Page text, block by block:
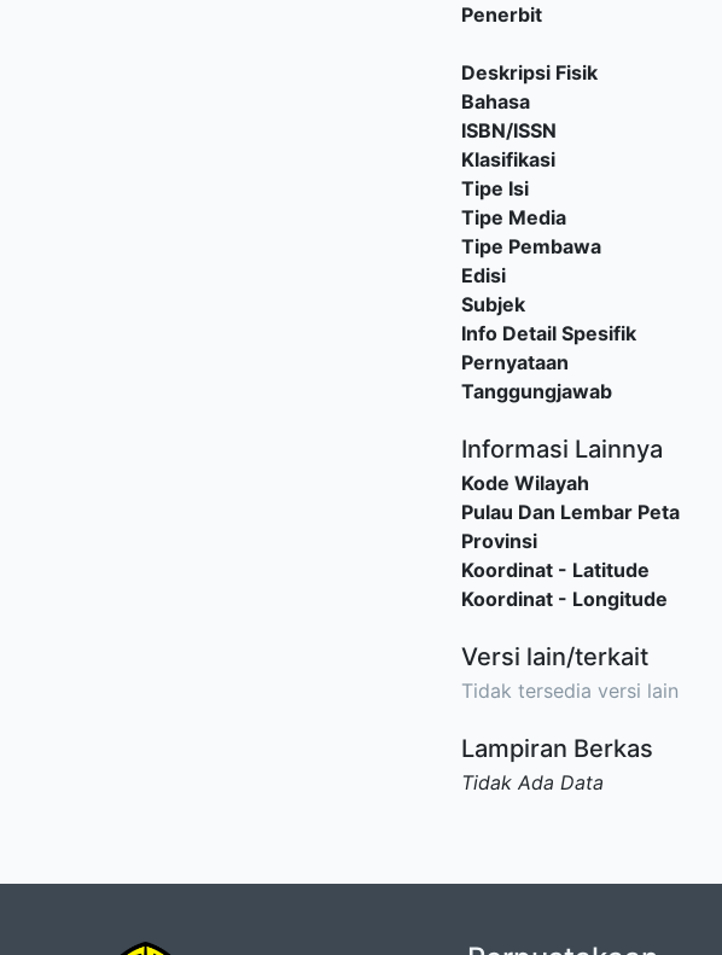
Penerbit
Deskripsi Fisik
Bahasa
ISBN/ISSN
Klasifikasi
Tipe Isi
Tipe Media
Tipe Pembawa
Edisi
Subjek
Info Detail Spesifik
Pernyataan
Tanggungjawab
Informasi Lainnya
Kode Wilayah
Pulau Dan Lembar Peta
Provinsi
Koordinat - Latitude
Koordinat - Longitude
Versi lain/terkait
Tidak tersedia versi lain
Lampiran Berkas
Tidak Ada Data